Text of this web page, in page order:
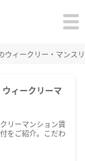
ウィークリー・マンス
ィークリーマ
リーマンション賃
をご紹介。こだわ